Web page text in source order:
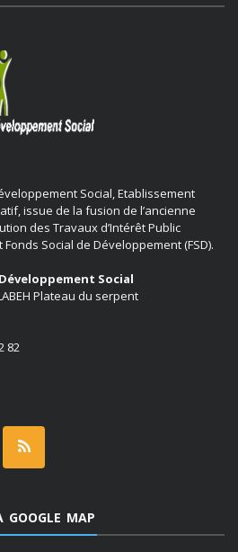
Social, Etablissement
issue de la fusion de l’ancienne
des Travaux d’Intérêt Public
Fonds Social de Développement (FSD).
Social
Plateau du serpent
82
GOOGLE MAP